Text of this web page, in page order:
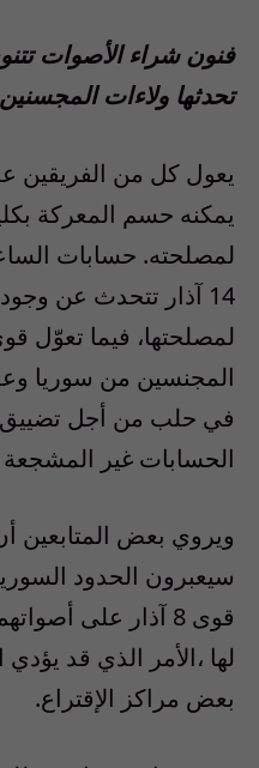
فنون شراء الأصوات
تحدثها ولاءات المجسنين
يعول كل من الفريقين
يمكنه حسم المعركة
لمصلحته. حسابات
14 آذار تتحدث عن
المجنسين من سوريا
في حلب من أجل تضييق
الحسابات غير
ويروي بعض المتابعين
سيعبرون الحدود
قوى 8 آذار على
لها ،الأمر الذي قد يؤدي
بعض مراكز الإقتراع.